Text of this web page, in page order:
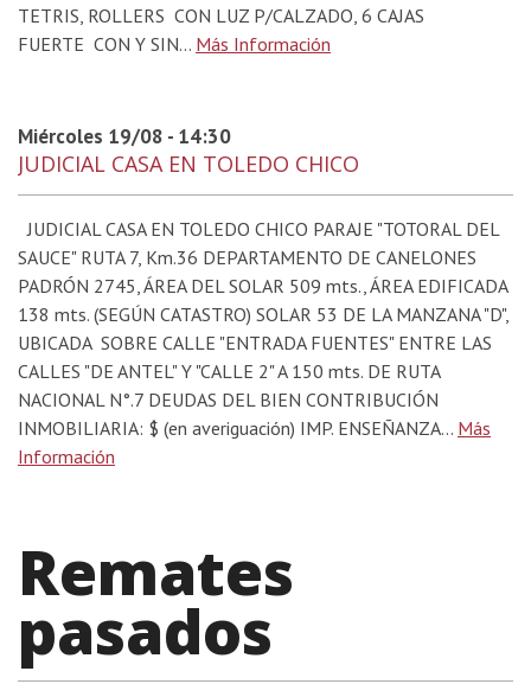
TETRIS, ROLLERS CON LUZ P/CALZADO, 6 CAJAS
FUERTE CON Y SIN... Más Información
Miércoles 19/08 - 14:30
JUDICIAL CASA EN TOLEDO CHICO
JUDICIAL CASA EN TOLEDO CHICO PARAJE "TOTORAL DEL
SAUCE" RUTA 7, Km.36 DEPARTAMENTO DE CANELONES
PADRÓN 2745, ÁREA DEL SOLAR 509 mts., ÁREA EDIFICADA
138 mts. (SEGÚN CATASTRO) SOLAR 53 DE LA MANZANA "D",
UBICADA SOBRE CALLE "ENTRADA FUENTES" ENTRE LAS
CALLES "DE ANTEL" Y "CALLE 2" A 150 mts. DE RUTA
NACIONAL N°.7 DEUDAS DEL BIEN CONTRIBUCIÓN
INMOBILIARIA: $ (en averiguación) IMP. ENSEÑANZA... Más
Información
Remates
pasados